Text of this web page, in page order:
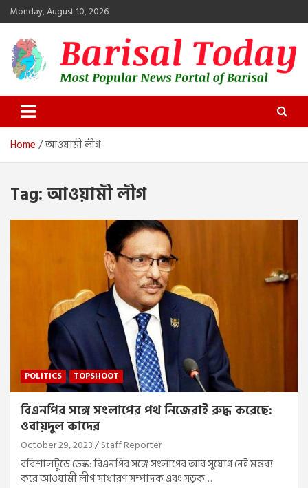
Skip
to
content
Monday, August 10, 2026
Barisal Today
The Most Popular News Portal in Barisal
Home আওয়ামী লীগ
Tag:আওয়ামী লীগ
POLITICS TOPSHOOT
বিএনপির সঙ্গে সংলাপের পথ নিজেরাই রুদ্ধ করেছে:
ওবায়দুল কাদের
October 29, 2023 Staff Reporter
বরিশালটুডে ডেস্ক: বিএনপির সঙ্গে সংলাপের আর সুযোগ নেই মন্তব্য
করে আওয়ামী লীগ সাধারণ সম্পাদক এবং সড়ক…